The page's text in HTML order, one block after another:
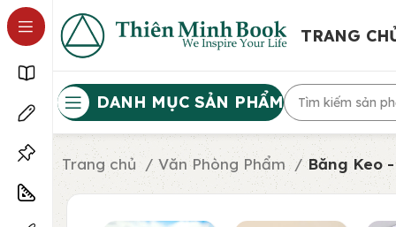
TRANG
DANH MỤC SẢN PHẨM
Trang chủ Văn Phòng Phẩm Băng Keo